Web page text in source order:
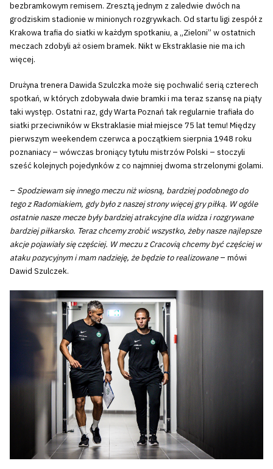
bezbramkowym remisem. Zresztą jednym z zaledwie dwóch na
grodziskim stadionie w minionych rozgrywkach. Od startu ligi zespół z
Krakowa trafia do siatki w każdym spotkaniu, a „Zieloni” w ostatnich
meczach zdobyli aż osiem bramek. Nikt w Ekstraklasie nie ma ich
więcej.
Drużyna trenera Dawida Szulczka może się pochwalić serią czterech
spotkań, w których zdobywała dwie bramki i ma teraz szansę na piąty
taki występ. Ostatni raz, gdy Warta Poznań tak regularnie trafiała do
siatki przeciwników w Ekstraklasie miał miejsce 75 lat temu! Między
pierwszym weekendem czerwca a początkiem sierpnia 1948 roku
poznaniacy – wówczas broniący tytułu mistrzów Polski – stoczyli
sześć kolejnych pojedynków z co najmniej dwoma strzelonymi golami.
– Spodziewam się innego meczu niż wiosną, bardziej podobnego do
tego z Radomiakiem, gdy było z naszej strony więcej gry piłką. W ogóle
ostatnie nasze mecze były bardziej atrakcyjne dla widza i rozgrywane
bardziej piłkarsko. Teraz chcemy zrobić wszystko, żeby nasze najlepsze
akcje pojawiały się częściej. W meczu z Cracovią chcemy być częściej w
ataku pozycyjnym i mam nadzieję, że będzie to realizowane– mówi
Dawid Szulczek.